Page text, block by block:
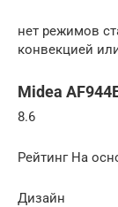
нет режимов
конвекцией
Midea
8.6
Рейтинг На
Дизайн